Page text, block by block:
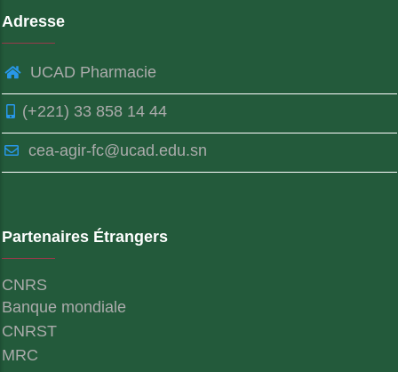
Adresse
UCAD Pharmacie
(+221) 33 858 14 44
cea-agir-fc@ucad.edu.sn
Partenaires Étrangers
CNRS
Banque mondiale
CNRST
MRC